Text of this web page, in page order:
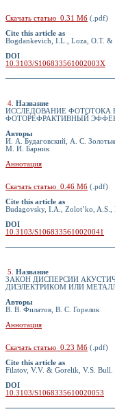
Скачать статью 0.31 Мб (.pdf)
Cite this article as
Bogdankevich, I.L., Loza, O.T.
DOI
10.3103/S106833561002003X
4 Название
ИССЛЕДОВАНИЕ ФОТОТОКА
ФОТОРЕФРАКТИВНЫЙ
Авторы
И. А. Будаговский, А. С.
М. И. Барник
Аннотация
Скачать статью 0.46 Мб (.pdf)
Cite this article as
Budagovsky, I.A., Zolot’ko,
DOI
10.3103/S1068335610020041
5
Название
ЗАКОН ДИСПЕРСИИ
ДИЭЛЕКТРИКОМ ИЛИ
Авторы
В. В. Филатов, В. С. Горелик
Аннотация
Скачать статью 0.23 Мб (.pdf)
Cite this article as
Filatov, V.V. & Gorelik, V.S.
DOI
10.3103/S1068335610020053